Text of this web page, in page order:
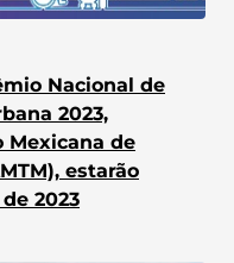
Nacional de
2023,
Mexicana de
estarão
2023